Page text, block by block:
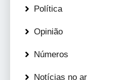
Política
Opinião
Números
Notícias no ar